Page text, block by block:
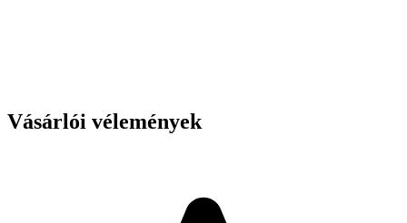
Vásárlói vélemények